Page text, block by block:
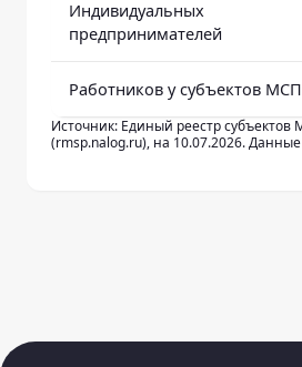
Индивидуальных
предпринимателей
Работников у субъектов МСП
Источник: Единый реестр
(rmsp.nalog.ru), на 10.07.2026.